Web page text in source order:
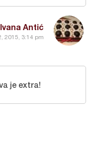
Ivana Antić
2015, 3:14 pm
je extra!